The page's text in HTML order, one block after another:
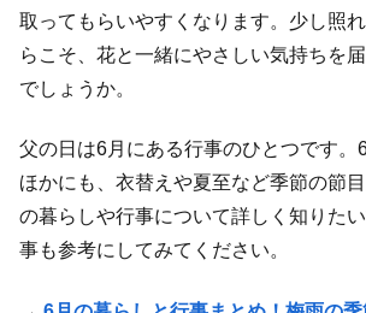
取ってもらいやすくなります。少し照
らこそ、花と一緒にやさしい気持ちを
でしょうか。
父の日は6月にある行事のひとつです。
ほかにも、衣替えや夏至など季節の節
の暮らしや行事について詳しく知りた
事も参考にしてみてください。